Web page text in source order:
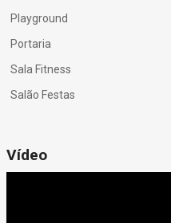
Playground
Portaria
Sala Fitness
Salão Festas
Vídeo